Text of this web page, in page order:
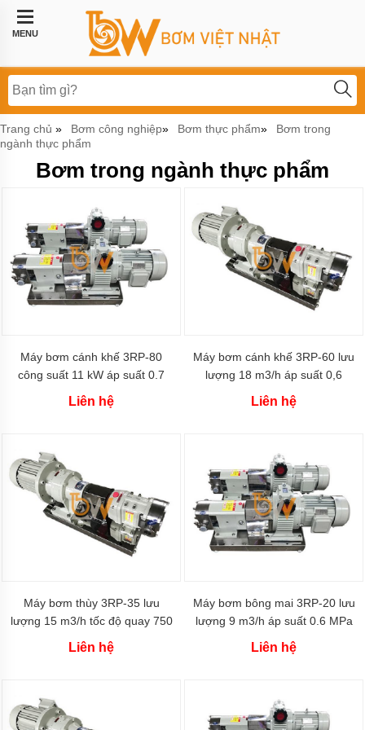
MENU
Trang
chủ
công
nghiệp
thực
phẩm
BƠM
BƠM
MÀNG
KHÍ
NÉN
Bơm
bơm
khí
amoniac
Bơm
hóa
chất
chất
mini
chất
Trang chủ » Bơm công nghiệp» Bơm thực phẩm»
Bơm trong
ngành thực phẩm
Bơm trong ngành thực phẩm
Máy bơm cánh khế 3RP-80
công suất 11 kW áp suất 0.7
MPa tốc độ quay 500
vòng/phút
Liên hệ
Máy bơm cánh khế 3RP-60 lưu
lượng 18 m3/h áp suất 0,6
MPa tốc độ quay 500
vòng/phút
Liên hệ
Máy bơm thùy 3RP-35 lưu
lượng 15 m3/h tốc độ quay 750
vòng/phút
Liên hệ
Máy bơm bông mai 3RP-20 lưu
lượng 9 m3/h áp suất 0.6 MPa
công suất 2.2kW
Liên hệ